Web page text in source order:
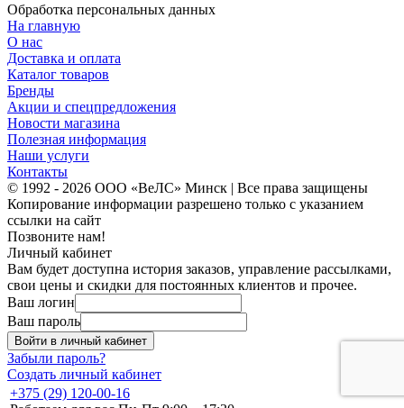
Обработка персональных данных
На главную
О нас
Доставка и оплата
Каталог товаров
Бренды
Акции и спецпредложения
Новости магазина
Полезная информация
Наши услуги
Контакты
© 1992 - 2026 ООО «ВеЛС» Минск | Все права защищены
Копирование информации разрешено только с указанием
ссылки на сайт
Позвоните нам!
Личный кабинет
Вам будет доступна история заказов, управление рассылками,
свои цены и скидки для постоянных клиентов и прочее.
Ваш логин
Ваш пароль
Войти в личный кабинет
Забыли пароль?
Создать личный кабинет
+375 (29) 120-00-16